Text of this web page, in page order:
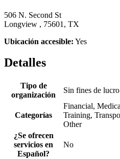
506 N. Second St
Longview , 75601, TX
Ubicación accesible: Yes
Detalles
Tipo de
organización
Sin fines de
Categorías
Financial,
Training,
Other
¿Se ofrecen
servicios en
Español?
No